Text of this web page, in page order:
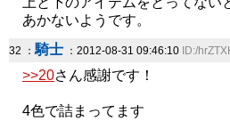
あかないようです。
32 ：騎士 ：2012-08-31 09:46:10 ID:/
>>20さん感謝です！
4色で詰まってます